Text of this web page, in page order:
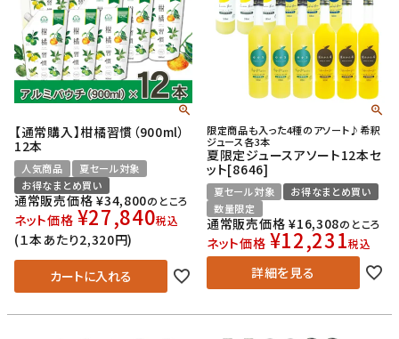
【通常購入】柑橘習慣（900ml）
12本
人気商品
夏セール対象
お得なまとめ買い
通常販売価格 ¥34,800のところ
ネット価格 ¥27,840税込
(１本あたり2,320円)
カートに入れる
限定商品も入った4種のアソート♪希釈
ジュース各3本
夏限定ジュースアソート12本セ
ット[8646]
夏セール対象
お得なまとめ買い
数量限定
通常販売価格 ¥16,308のところ
ネット価格 ¥12,231税込
詳細を見る